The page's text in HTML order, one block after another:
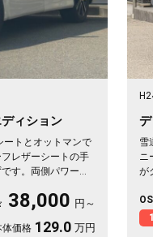
ィション
ートとオットマンで
レザーシートの手
す。両側パワース
ぐっと楽しく。パ
ます。心地よさで
38,000 円～
体価格 129.0 万円
雪
ニ
が
動
た
頼